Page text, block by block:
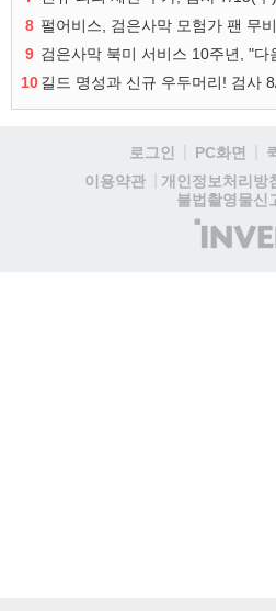
8
9
10길드 명성과 신규 우두머리! 검사
로그인 PC화면
이용약관
개인정보처리방
불법촬영물신
(주)
인